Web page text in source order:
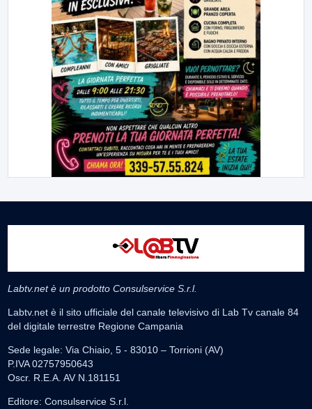
Labtv.net è un prodotto Consulservice S.r.l.
Labtv.net è il sito ufficiale del canale televisivo di Lab Tv canale 84
del digitale terrestre Regione Campania
Sede legale: Via Chiaio, 5 - 83010 – Torrioni (AV)
P.IVA 02757950643
Oscr. R.E.A. AV N.181151
Editore: Consulservice S.r.l.